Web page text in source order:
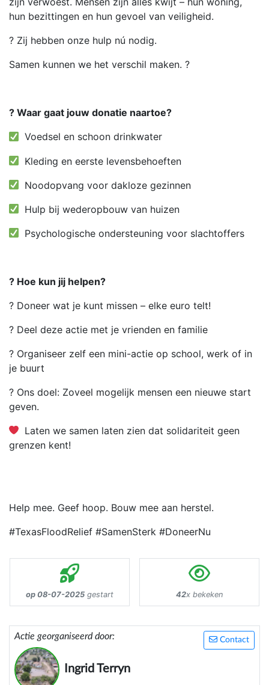
hun bezittingen en hun gevoel van veiligheid.
? Zij hebben onze hulp nú nodig.
Samen kunnen we het verschil maken. ?
? Waar gaat jouw donatie naartoe?
Voedsel en schoon drinkwater
Kleding en eerste levensbehoeften
Noodopvang voor dakloze gezinnen
Hulp bij wederopbouw van huizen
Psychologische ondersteuning voor slachtoffers
? Hoe kun jij helpen?
? Doneer wat je kunt missen – elke euro telt!
? Deel deze actie met je vrienden en familie
? Organiseer zelf een mini-actie op school, werk of in
je buurt
? Ons doel: Zoveel mogelijk mensen een nieuwe start
geven.
Laten we samen laten zien dat solidariteit geen
grenzen kent!
Help mee. Geef hoop. Bouw mee aan herstel.
#TexasFloodRelief #SamenSterk #DoneerNu
op 08-07-2025 gestart 42x bekeken
Contact
Actie georganiseerd door:
Ingrid Terryn